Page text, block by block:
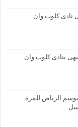
نادى كلوب وان
بنادى كلوب وان
الرياض للمرة